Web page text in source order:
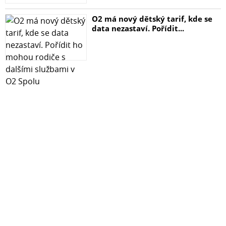
O2 má nový dětský tarif, kde se
data nezastaví. Pořídit...